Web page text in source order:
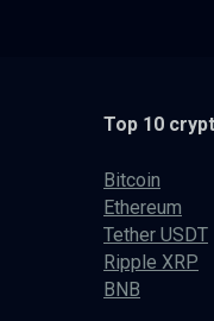
Top 10
Bitcoin
Ethereum
Tether USDT
Ripple XRP
BNB